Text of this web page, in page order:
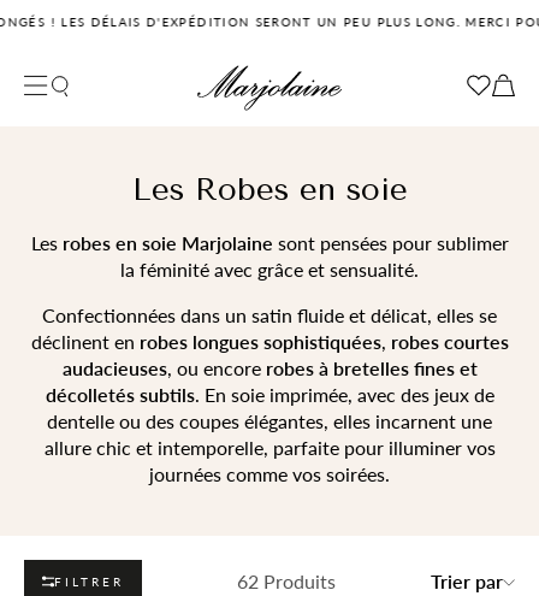
Votre panier est vide pour le moment
DÉLAIS D'EXPÉDITION SERONT UN PEU PLUS LONG. MERCI POUR
Les Robes en soie
Les robes en soie Marjolaine sont pensées pour sublimer
la féminité avec grâce et sensualité.
Confectionnées dans un satin fluide et délicat, elles se
déclinent en robes longues sophistiquées, robes courtes
audacieuses, ou encore robes à bretelles fines et
décolletés subtils. En soie imprimée, avec des jeux de
dentelle ou des coupes élégantes, elles incarnent une
allure chic et intemporelle, parfaite pour illuminer vos
journées comme vos soirées.
FILTRER 62 Produits Trier par